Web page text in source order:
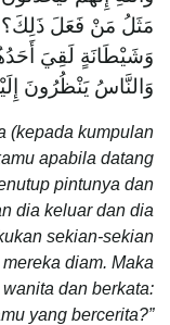
مَثَلُ مَنْ فَعَلَ
وَشَيْطَانَةٍ لَقِيَ
وَالنَّاسُ يَنْظُرُونَ
(kepada kumpulan
apabila datang
pintunya dan
dia keluar dan dia
sekian-sekian
diam. Maka
dan berkata:
yang bercerita?”